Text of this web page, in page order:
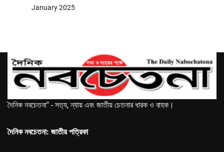
January 2025
দৈনিক নবচেতনা" - সত্য, ন্যায় এবং জাতীয় চেতনার ধারক ও বাহক।
দৈনিক নবচেতনা: জাতীয় পত্রিকা